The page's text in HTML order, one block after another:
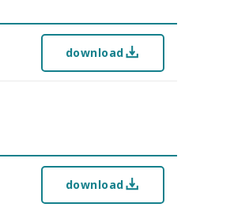
download
download